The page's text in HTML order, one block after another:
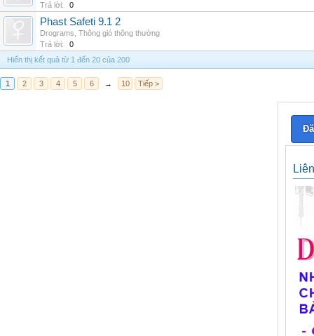
Trả lời:
0
Phast Safeti 9.1 2
Drograms Thông gió thông thường
Trả lời:
0
Hiển thị kết quả từ 1 đến 20 của 200
1 2 3 4 5 6 → 10 Tiếp >